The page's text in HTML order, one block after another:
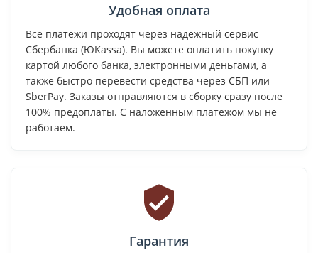
Удобная оплата
Все платежи проходят через надежный сервис
Сбербанка (ЮKassa). Вы можете оплатить покупку
картой любого банка, электронными деньгами, а
также быстро перевести средства через СБП или
SberPay. Заказы отправляются в сборку сразу после
100% предоплаты. С наложенным платежом мы не
работаем.
Гарантия